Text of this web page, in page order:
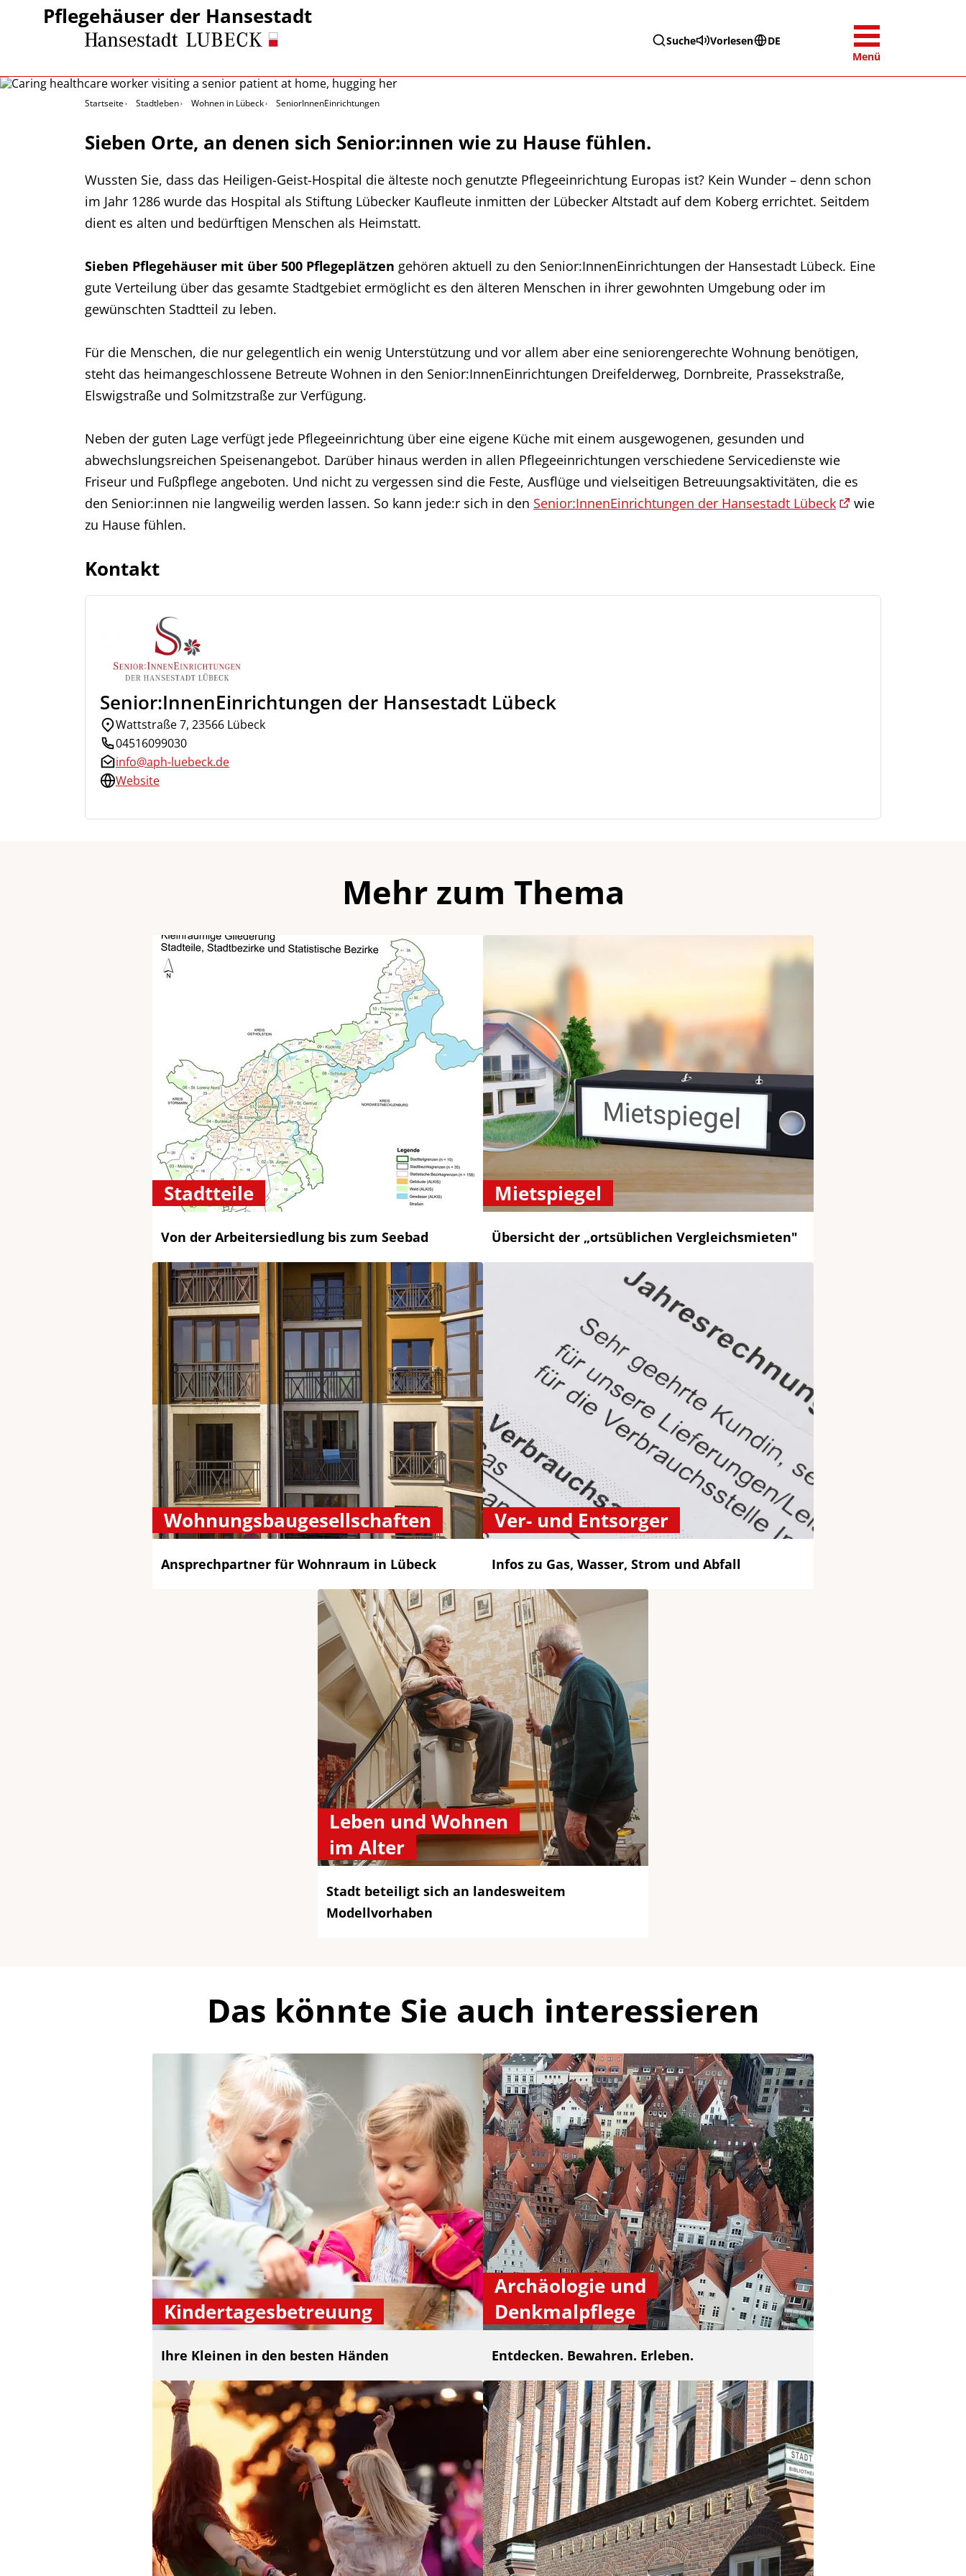
Suche Vorlesen
DE
Menü
Pflegehäuser der Hansestadt
Startseite Stadtleben Wohnen in Lübeck SeniorInnenEinrichtungen
Sieben Orte, an denen sich Senior:innen wie zu Hause fühlen.
Wussten Sie, dass das Heiligen-Geist-Hospital die älteste noch genutzte Pflegeeinrichtung Europas ist? Kein Wunder – denn schon
im Jahr 1286 wurde das Hospital als Stiftung Lübecker Kaufleute inmitten der Lübecker Altstadt auf dem Koberg errichtet. Seitdem
dient es alten und bedürftigen Menschen als Heimstatt.
Sieben Pflegehäuser mit über 500 Pflegeplätzen gehören aktuell zu den Senior:InnenEinrichtungen der Hansestadt Lübeck. Eine
gute Verteilung über das gesamte Stadtgebiet ermöglicht es den älteren Menschen in ihrer gewohnten Umgebung oder im
gewünschten Stadtteil zu leben.
Für die Menschen, die nur gelegentlich ein wenig Unterstützung und vor allem aber eine seniorengerechte Wohnung benötigen,
steht das heimangeschlossene Betreute Wohnen in den Senior:InnenEinrichtungen Dreifelderweg, Dornbreite, Prassekstraße,
Elswigstraße und Solmitzstraße zur Verfügung.
Neben der guten Lage verfügt jede Pflegeeinrichtung über eine eigene Küche mit einem ausgewogenen, gesunden und
abwechslungsreichen Speisenangebot. Darüber hinaus werden in allen Pflegeeinrichtungen verschiedene Servicedienste wie
Friseur und Fußpflege angeboten. Und nicht zu vergessen sind die Feste, Ausflüge und vielseitigen Betreuungsaktivitäten, die es
den Senior:innen nie langweilig werden lassen. So kann jede:r sich in den Senior:InnenEinrichtungen der Hansestadt Lübeck
wie
zu Hause fühlen.
Kontakt
Senior:InnenEinrichtungen der Hansestadt Lübeck
Wattstraße 7, 23566 Lübeck
04516099030
info@aph-luebeck.de
Website
Mehr zum Thema
Stadtteile
Von der Arbeitersiedlung bis zum Seebad
Mietspiegel
Übersicht der „ortsüblichen Vergleichsmieten"
Wohnungsbaugesellschaften
Ansprechpartner für Wohnraum in Lübeck
Ver- und Entsorger
Infos zu Gas, Wasser, Strom und Abfall
Leben und Wohnen
im Alter
Stadt beteiligt sich an landesweitem
Modellvorhaben
Das könnte Sie auch interessieren
Kindertagesbetreuung
Ihre Kleinen in den besten Händen
Archäologie und
Denkmalpflege
Entdecken. Bewahren. Erleben.